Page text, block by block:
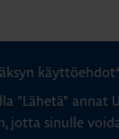
käyttöehdot
"Lähetä" annat
jotta sinulle